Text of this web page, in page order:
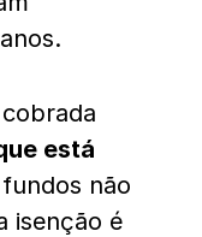
está
não
isenção é